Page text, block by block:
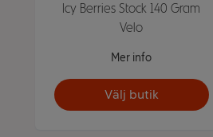
Icy Berries Stock 140 Gram
Velo
Mer info
Välj butik